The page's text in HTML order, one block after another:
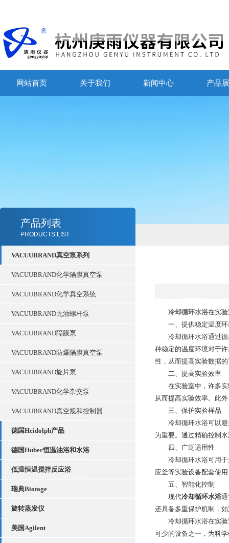
网站首页 关于我们 新闻中心 产品
产品列表
PRODUCTS LIST
VACUUBRAND真空泵系列
VACUUBRAND化学隔膜真空泵
VACUUBRAND化学真空系统
VACUUBRAND无油螺杆泵
VACUUBRAND隔膜泵
VACUUBRAND防爆隔膜真空泵
VACUUBRAND旋片泵
VACUUBRAND化学杂交泵
VACUUBRAND真空规和控制器
德国Heidolph产品
德国Huber恒温油浴和水浴
低温恒温搅拌反应浴
瑞典Biotage
旋转蒸发仪
美国Agilent
冷却循环水浴在实
一、提供稳定温度环
冷却循环水浴通过循
种稳定的温度环境对于
性，从而提高实验数据
二、提高实验效率
在实验室中，许多实
从而提高实验效率。此
三、保护实验样品
冷却循环水浴可以避
为重要。通过精确控制
四、广泛适用性
冷却循环水浴可用于
应釜等实验设备配套使
五、智能化控制
现代冷却循环水浴
还具备多重保护机制，
冷却循环水浴在实验
可少的设备之一，为科